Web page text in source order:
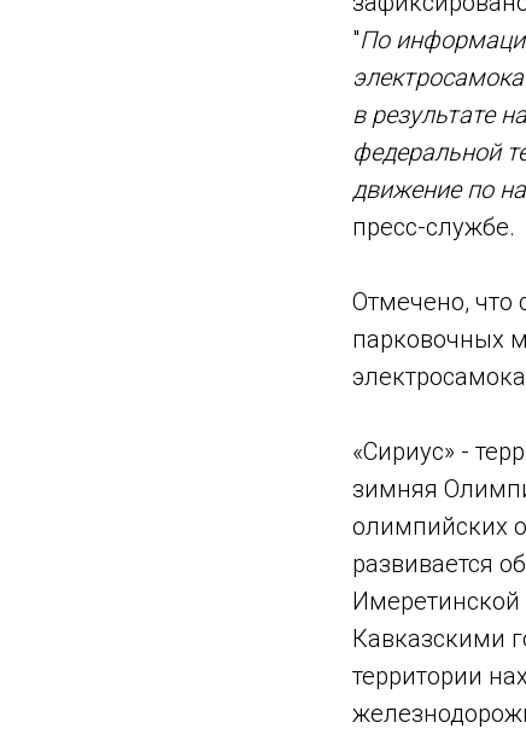
"По
в результате
федеральной
движение по
пресс-службе.
Отмечено, что
парковочных
«Сириус» -
зимняя
олимпийских
развивается
Кавказскими
территории